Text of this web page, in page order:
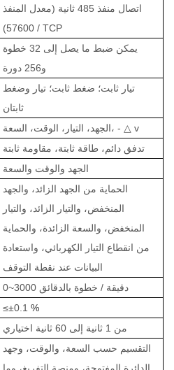
اتصال منفذ 485 ثانية (معدل المنفذ
57600) / TCP
يمكن ضبط ما يصل إلى 32 خطوة
و256 دورة
تيار ثابت؛ ضغط ثابت؛ تيار وضغط
ثابتان
الجهد، التيار، الوقت، السعة، - △v
تدفق دائم، طاقة ثابتة، مقاومة ثابتة
الجهد والوقت والسعة
الحماية من الجهد الزائد، والجهد
المنخفض، والتيار الزائد، والتيار
المنخفض، والسعة الزائدة، والحماية
من انقطاع التيار الكهربائي، واستعادة
البيانات عند نقطة التوقف
0~3000 دقيقة / خطوة بالدقائق
≤±0.1%
من 1 ثانية إلى 60 ثانية اختياري
التقسيم حسب السعة، والوقت، وجهد